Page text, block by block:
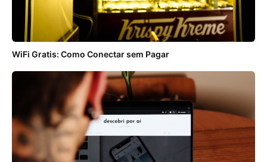
WiFi Gratis: Como Conectar sem Pagar